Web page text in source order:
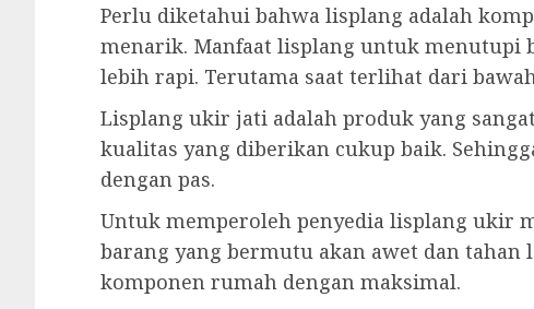
Perlu diketahui bahwa lisplang adalah
menarik. Manfaat lisplang untuk menutupi
lebih rapi. Terutama saat terlihat dari
Lisplang ukir jati adalah produk yang
kualitas yang diberikan cukup baik.
dengan pas.
Untuk memperoleh penyedia lisplang ukir
barang yang bermutu akan awet dan tahan
komponen rumah dengan maksimal.